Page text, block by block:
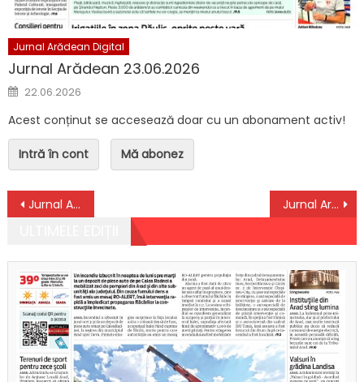
Jurnal Arădean Digital
Jurnal Arădean 23.06.2026
Posted on
22.06.2026
Acest conținut se accesează doar cu un abonament activ!
Intră în cont Mă abonez
Navigare în articole
Jurnal Arădean 04.12.2023 Jurnal Arădean 06.12.2023